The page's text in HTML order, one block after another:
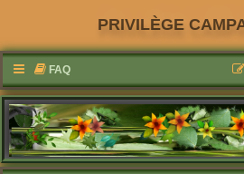
PRIVILÈGE
FAQ